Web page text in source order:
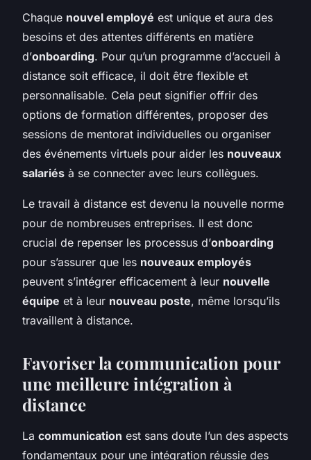
Chaque nouvel employé est unique et aura des
besoins et des attentes différents en matière
d’onboarding. Pour qu’un programme d’accueil à
distance soit efficace, il doit être flexible et
personnalisable. Cela peut signifier offrir des
options de formation différentes, proposer des
sessions de mentorat individuelles ou organiser
des événements virtuels pour aider les nouveaux
salariés à se connecter avec leurs collègues.
Le travail à distance est devenu la nouvelle norme
pour de nombreuses entreprises. Il est donc
crucial de repenser les processus d’onboarding
pour s’assurer que les nouveaux employés
peuvent s’intégrer efficacement à leur nouvelle
équipe et à leur nouveau poste, même lorsqu’ils
travaillent à distance.
Favoriser la communication pour
une meilleure intégration à
distance
La communication est sans doute l’un des aspects
fondamentaux pour une intégration réussie des